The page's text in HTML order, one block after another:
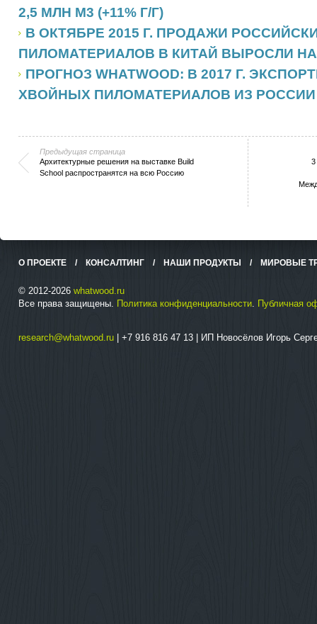
2,5 МЛН М3 (+11% Г/Г)
В ОКТЯБРЕ 2015 Г. ПРОДАЖИ
ПИЛОМАТЕРИАЛОВ В КИТАЙ ВЫРОСЛИ НА
ПРОГНОЗ WHATWOOD: В 2017 Г.
ХВОЙНЫХ ПИЛОМАТЕРИАЛОВ ИЗ РОССИИ
Предыдущая страница
Архитектурные решения на выставке Build
School распространятся на всю Россию
3
О ПРОЕКТЕ / КОНСАЛТИНГ / НАШИ ПРОДУКТЫ / МИРОВЫЕ
© 2012-2026 whatwood.ru
Все права защищены. Политика конфиденциальности. Публичная
research@whatwood.ru | +7 916 816 47 13 | ИП Новосёлов Игорь